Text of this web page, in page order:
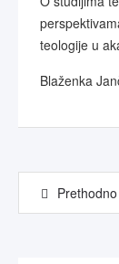
teologije u
Blaženka
Prethodno